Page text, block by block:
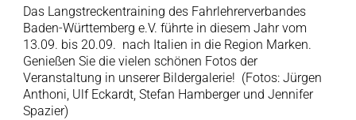
Das Langstreckentraining des Fahrlehrerverbandes
Baden-Württemberg e.V. führte in diesem Jahr vom
13.09. bis 20.09. nach Italien in die Region Marken.
Genießen Sie die vielen schönen Fotos der
Veranstaltung in unserer Bildergalerie! (Fotos: Jürgen
Anthoni, Ulf Eckardt, Stefan Hamberger und Jennifer
Spazier)